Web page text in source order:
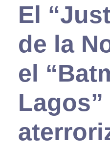
El
de la
el
Lagos”